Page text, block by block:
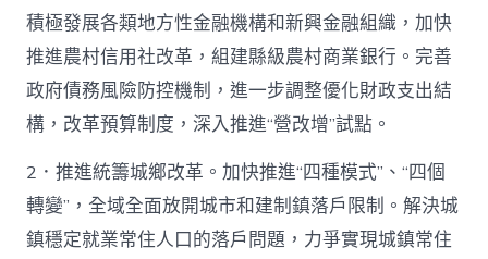
積極發展各類地方性金融機構和新興金融組織，加快
推進農村信用社改革，組建縣級農村商業銀行。完善
政府債務風險防控機制，進一步調整優化財政支出結
構，改革預算制度，深入推進“營改增”試點。
2．推進統籌城鄉改革。加快推進“四種模式”、“四個
轉變”，全域全面放開城市和建制鎮落戶限制。解決城
鎮穩定就業常住人口的落戶問題，力爭實現城鎮常住